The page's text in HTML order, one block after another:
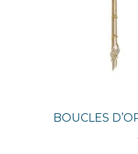
BOUCLES